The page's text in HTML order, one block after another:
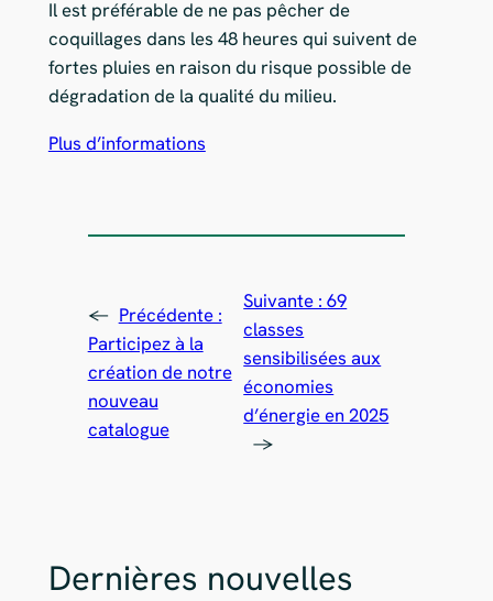
Il est préférable de ne pas pêcher de
coquillages dans les 48 heures qui suivent de
fortes pluies en raison du risque possible de
dégradation de la qualité du milieu.
Plus d’informations
← Précédente :
Participez à la
création de notre
nouveau
catalogue
Suivante :69
classes
sensibilisées aux
économies
d’énergie en 2025
→
Dernières nouvelles